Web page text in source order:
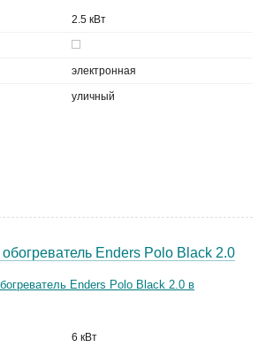
2.5 кВт
электронная
уличный
Enders Polo Black 2.0
6 кВт